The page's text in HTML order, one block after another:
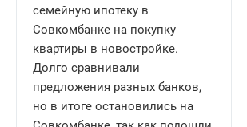
семейную ипотеку в
Совкомбанке на покупку
квартиры в новостройке.
Долго сравнивали
предложения разных банков,
но в итоге остановились на